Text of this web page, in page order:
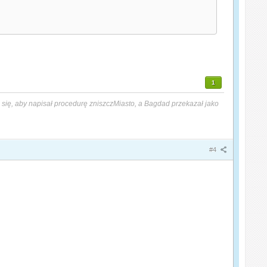
1
aby napisał procedurę zniszczMiasto, a Bagdad przekazał jako
#4